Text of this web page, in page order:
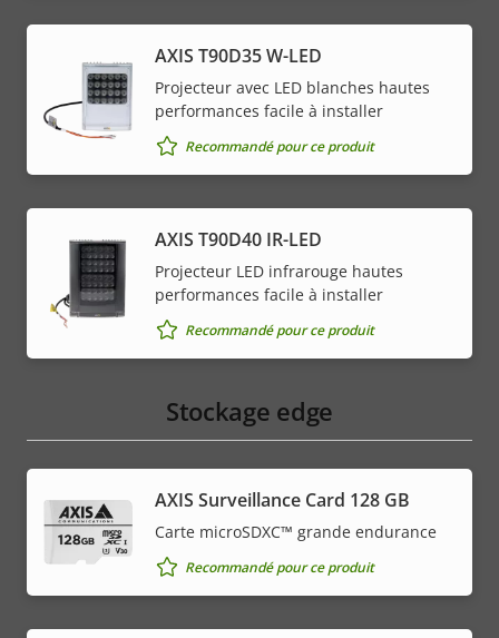
AXIS T90D35 W-LED
Projecteur avec LED blanches hautes
performances facile à installer
Recommandé pour ce produit
AXIS T90D40 IR-LED
Projecteur LED infrarouge hautes
performances facile à installer
Recommandé pour ce produit
Stockage edge
AXIS Surveillance Card 128 GB
Carte microSDXC™ grande endurance
Recommandé pour ce produit